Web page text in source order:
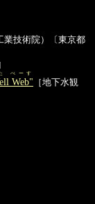
業技術院）〔東京都
Web"
べーす
［地下水観